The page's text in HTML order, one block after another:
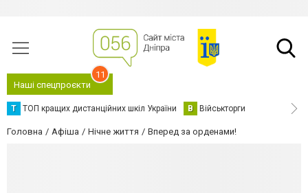
Наші спецпроєкти
11
Т ТОП кращих дистанційних шкіл України В Військторги
Головна Афіша Нічне життя Вперед за орденами!